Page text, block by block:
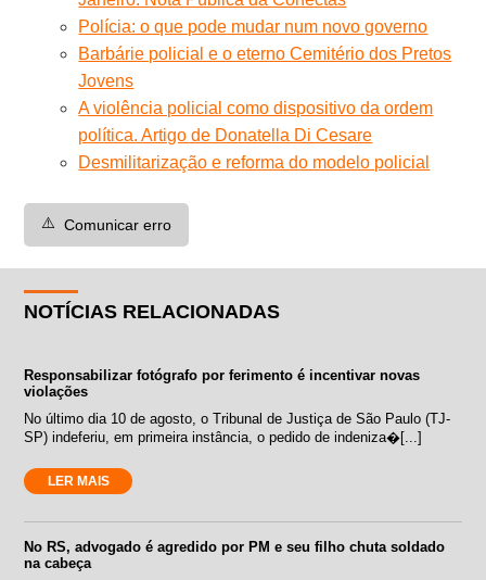
Polícia: o que pode mudar num novo governo
Barbárie policial e o eterno Cemitério dos Pretos
Jovens
A violência policial como dispositivo da ordem
política. Artigo de Donatella Di Cesare
Desmilitarização e reforma do modelo policial
⚠️ Comunicar erro
NOTÍCIAS RELACIONADAS
Responsabilizar fotógrafo por ferimento é incentivar novas
violações
No último dia 10 de agosto, o Tribunal de Justiça de São Paulo (TJ-
SP) indeferiu, em primeira instância, o pedido de indeniza�[...]
LER MAIS
No RS, advogado é agredido por PM e seu filho chuta soldado
na cabeça